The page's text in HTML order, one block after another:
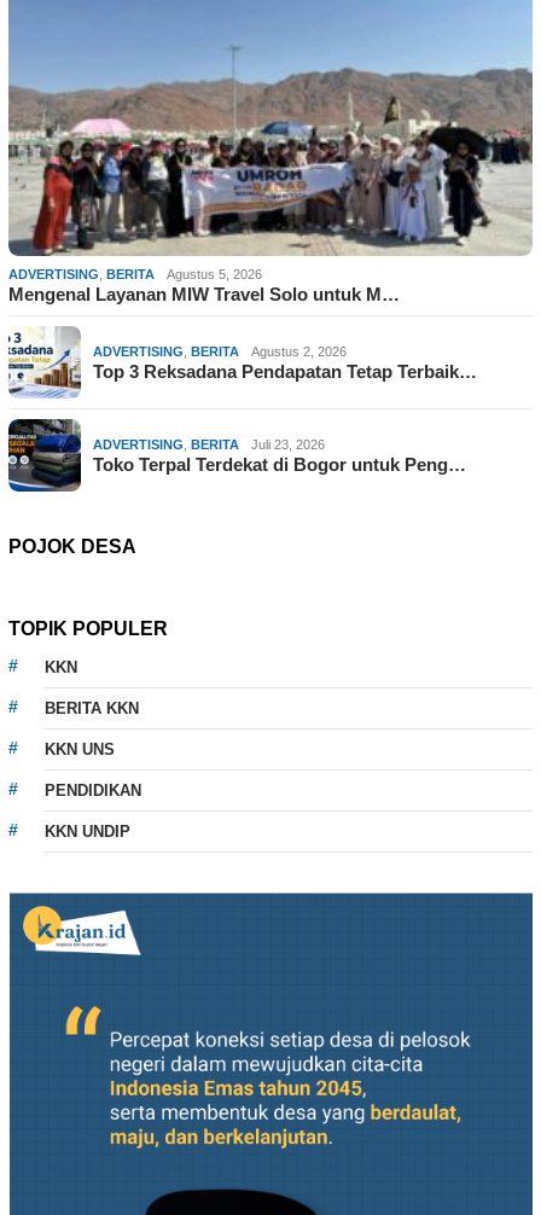
ADVERTISING, BERITA Agustus 5, 2026
Mengenal Layanan MIW Travel Solo untuk M…
ADVERTISING, BERITA Agustus 2, 2026
Top 3 Reksadana Pendapatan Tetap Terbaik…
ADVERTISING, BERITA Juli 23, 2026
Toko Terpal Terdekat di Bogor untuk Peng…
POJOK DESA
TOPIK POPULER
KKN
BERITA KKN
KKN UNS
PENDIDIKAN
KKN UNDIP